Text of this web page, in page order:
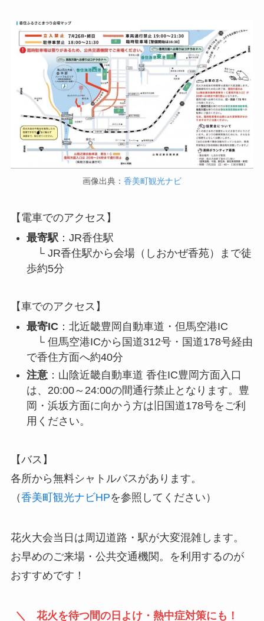
画像出典： 香美町観光ナビ
【電車でのアクセス】
最寄駅 ：JR香住駅
└ JR香住駅から会場（しおかぜ香苑）まで徒
歩約5分
【車でのアクセス】
最寄IC：北近畿豊岡自動車道・但馬空港IC
└ 但馬空港ICから国道312号・国道178号経由
で香住方面へ約40分
注意：山陰近畿自動車道 香住IC豊岡方面入口
は、20:00～24:00の間通行禁止となります。豊
岡・浜坂方面に向かう方は旧国道178号をご利
用ください。
【バス】
各所から無料シャトルバスがあります。
（香美町観光ナビHPを参照してください）
花火大会当日は周辺道路・駅が大変混雑します。
お早めのご来場・公共交通機関。を利用するのが
おすすめです！
＼ 花火を待つ間の日よけ・熱中症対策にも！